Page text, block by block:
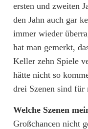
r
l
o
r
z
r
ersten und zweiten
den Jahn auch gar
immer wieder
hat man gemerkt,
Keller zehn Spiele
hätte nicht so
drei Szenen sind
Welche Szenen
Großchancen nicht